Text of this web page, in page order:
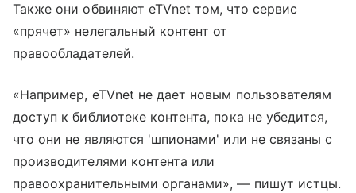
Также они обвиняют eTVnet том, что сервис
«прячет» нелегальный контент от
правообладателей.
«Например, eTVnet не дает новым пользователям
доступ к библиотеке контента, пока не убедится,
что они не являются 'шпионами' или не связаны с
производителями контента или
правоохранительными органами», — пишут истцы.